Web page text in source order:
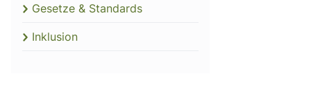
Gesetze & Standards
Inklusion